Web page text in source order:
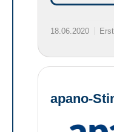
18.06.2020
apano-